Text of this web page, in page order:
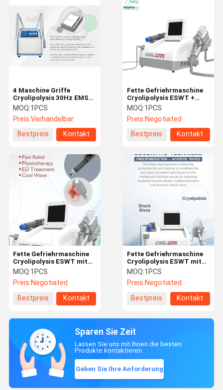
4 Maschine Griffe
Cryolipolysis 30Hz EMS
10,4-Zoll-Farbtouch
Screen
MOQ:1PCS
Preis:Verhandelbar
Bestpreis
Kontakt
Fette Gefriehrmaschine
Cryolipolysis ESWT +
Cryolipolysis mit
Druckwelle 2 in 1
Maschinen-Therapie
MOQ:1PCS
Preis:Negotiated
Bestpreis
Kontakt
Fette Gefriehrmaschine
Cryolipolysis ESWT mit
Druckwelle 2 in 1
Maschinen-Therapie
MOQ:1PCS
Preis:Negotiated
Bestpreis
Kontakt
Fette Gefriehrmaschine
Cryolipolysis ESWT mit
Druckwelle 2 in 1
Maschinen-Therapie
MOQ:1PCS
Preis:Negotiated
Bestpreis
Kontakt
Sparen Sie Zeit
Lassen Sie uns mit Ihnen die besten
Produkte kontaktieren.
Geben Sie Ihre Anforderung